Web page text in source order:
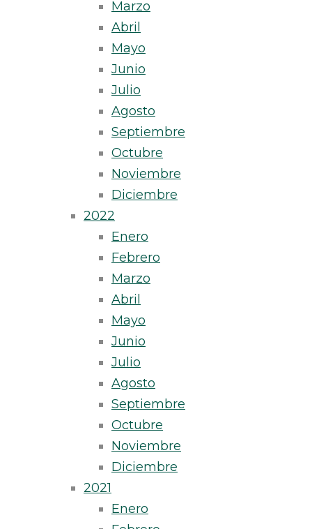
Marzo
Abril
Mayo
Junio
Julio
Agosto
Septiembre
Octubre
Noviembre
Diciembre
2022
Enero
Febrero
Marzo
Abril
Mayo
Junio
Julio
Agosto
Septiembre
Octubre
Noviembre
Diciembre
2021
Enero